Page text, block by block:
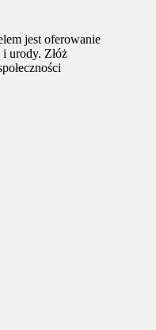
jest oferowanie
urody. Złóż